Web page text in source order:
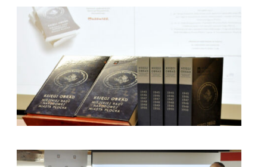
kliknięcie spowoduje powiększenie zdjęcia w galerii
kliknięcie spowoduje powiększenie zdjęcia w galerii